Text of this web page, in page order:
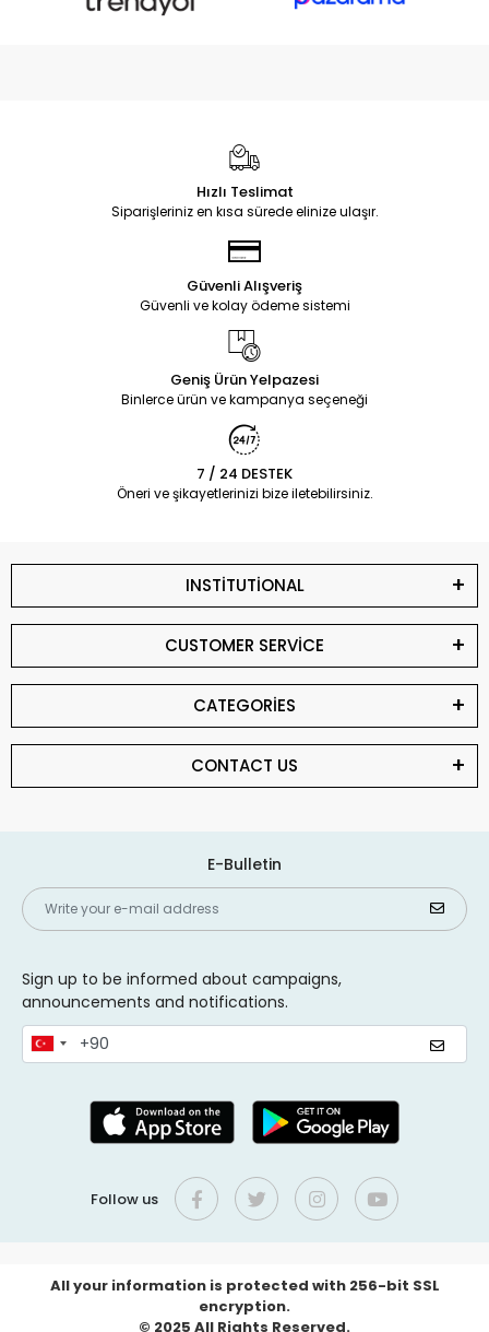
Hızlı Teslimat
Siparişleriniz en kısa sürede elinize ulaşır.
Güvenli Alışveriş
Güvenli ve kolay ödeme sistemi
Geniş Ürün Yelpazesi
Binlerce ürün ve kampanya seçeneği
7 / 24 DESTEK
Öneri ve şikayetlerinizi bize iletebilirsiniz.
INSTİTUTİONAL
CUSTOMER SERVİCE
CATEGORİES
CONTACT US
E-Bulletin
Sign up to be informed about campaigns,
announcements and notifications.
Follow us
All your information is protected with 256-bit SSL
encryption.
© 2025 All Rights Reserved.